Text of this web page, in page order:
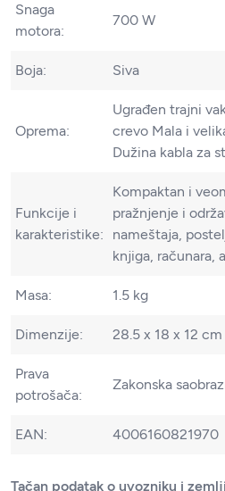
Snaga
motora:
700 W
Boja: Siva
Oprema:
Ugrađen trajni
crevo Mala i
Dužina kabla za
Funkcije i
karakteristike:
Kompaktan i
pražnjenje i
nameštaja,
knjiga, računara,
Masa: 1.5 kg
Dimenzije: 28.5 x 18 x 12 cm
Prava
potrošača:
Zakonska
EAN: 4006160821970
Tačan podatak o uvozniku i